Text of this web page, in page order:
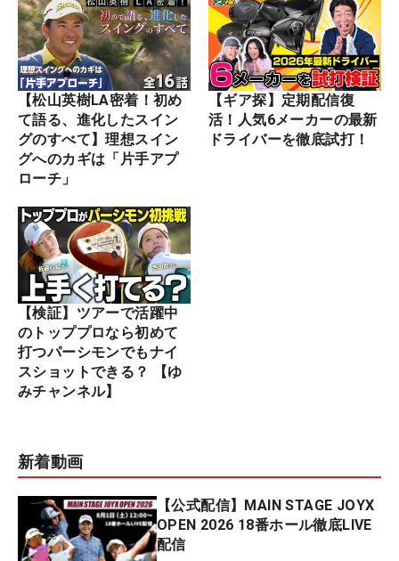
【松山英樹LA密着！初め
て語る、進化したスイン
グのすべて】理想スイン
グへのカギは「片手アプ
ローチ」
【ギア探】定期配信復
活！人気6メーカーの最新
ドライバーを徹底試打！
【検証】ツアーで活躍中
のトッププロなら初めて
打つパーシモンでもナイ
スショットできる？ 【ゆ
みチャンネル】
新着動画
【公式配信】MAIN STAGE JOYX
OPEN 2026 18番ホール徹底LIVE
配信